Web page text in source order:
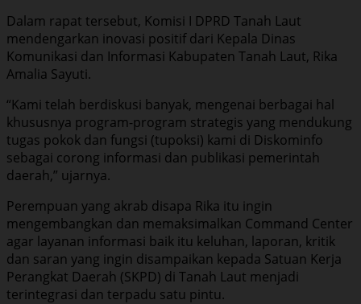
Dalam rapat tersebut, Komisi I DPRD Tanah Laut
mendengarkan inovasi positif dari Kepala Dinas
Komunikasi dan Informasi Kabupaten Tanah Laut, Rika
Amalia Sayuti.
“Kami telah berdiskusi banyak, mengenai berbagai hal
khususnya program-program strategis yang mendukung
tugas pokok dan fungsi (tupoksi) kami di Diskominfo
sebagai corong informasi dan publikasi pemerintah
daerah,” ujarnya.
Perempuan yang akrab disapa Rika itu ingin
mengembangkan dan memaksimalkan Command Center
agar layanan informasi baik itu keluhan, laporan, kritik
dan saran yang ingin disampaikan kepada Satuan Kerja
Perangkat Daerah (SKPD) di Tanah Laut menjadi
terintegrasi dan terpadu satu pintu.